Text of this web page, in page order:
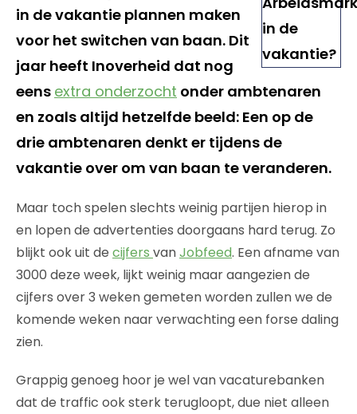
in de vakantie plannen maken
voor het switchen van baan. Dit
jaar heeft Inoverheid dat nog
eens extra onderzocht onder ambtenaren
en zoals altijd hetzelfde beeld: Een op de
drie ambtenaren denkt er tijdens de
vakantie over om van baan te veranderen.
Maar toch spelen slechts weinig partijen hierop in
en lopen de advertenties doorgaans hard terug. Zo
blijkt ook uit de cijfers vanJobfeed. Een afname van
3000 deze week, lijkt weinig maar aangezien de
cijfers over 3 weken gemeten worden zullen we de
komende weken naar verwachting een forse daling
zien.
Grappig genoeg hoor je wel van vacaturebanken
dat de traffic ook sterk terugloopt, due niet alleen